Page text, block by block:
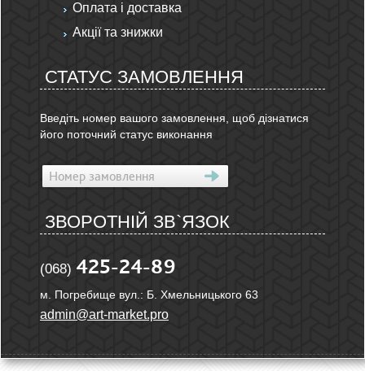
Оплата і доставка
Акції та знижки
СТАТУС ЗАМОВЛЕННЯ
Введіть номер вашого замовлення, щоб дізнатися
його поточний статус виконання
ЗВОРОТНІЙ ЗВ`ЯЗОК
(068) 425-24-89
м. Погребище вул.: Б. Хмельницького 63
admin@art-market.pro